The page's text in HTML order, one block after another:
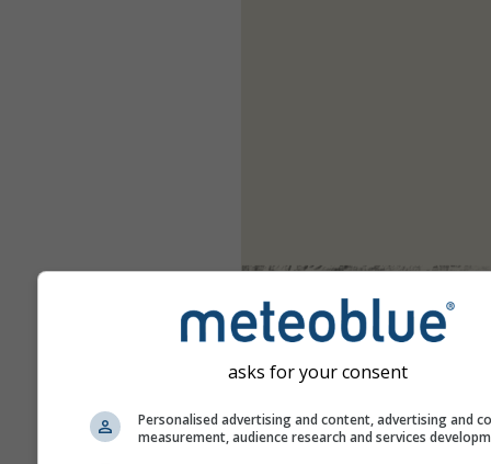
asks for your consent
Personalised advertising and content, advertising and
measurement, audience research and services